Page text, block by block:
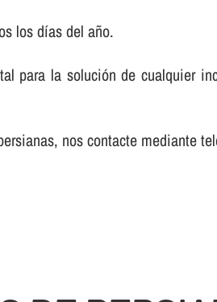
los dí­as del año.
para la solución de cualquier
nos contacte mediante